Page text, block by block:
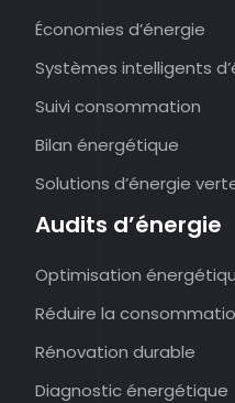
Économies d’énergie
Systèmes intelligents
Suivi consommation
Bilan énergétique
Solutions d’énergie
Audits d’énergie
Optimisation
Réduire la
Rénovation durable
Diagnostic énergétique